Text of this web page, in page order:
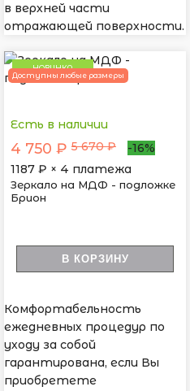
в верхней части
отражающей поверхности.
НОВИНКА
Доступны любые размеры
Есть в наличии
4 750 ₽ 5 670 ₽
-16%
1187 ₽ × 4 платежа
Зеркало на МДФ - подложке
Брион
В КОРЗИНУ
Комфортабельность
ежедневных процедур по
уходу за собой
гарантирована, если Вы
приобретете